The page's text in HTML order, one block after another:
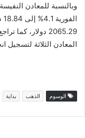
وبالنسبة للمعادن
المعادن الثلاثة
الوسوم الذهب بداية